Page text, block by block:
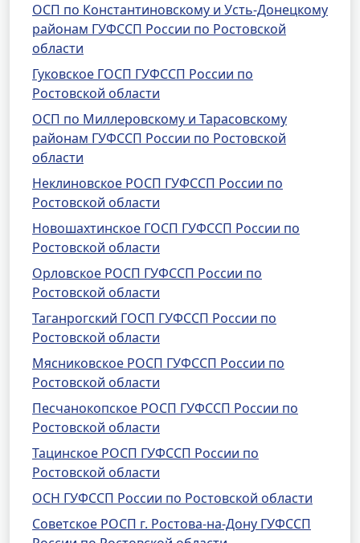
ОСП по Константиновскому и Усть-Донецкому
районам ГУФССП России по Ростовской
области
Гуковское ГОСП ГУФССП России по
Ростовской области
ОСП по Миллеровскому и Тарасовскому
районам ГУФССП России по Ростовской
области
Неклиновское РОСП ГУФССП России по
Ростовской области
Новошахтинское ГОСП ГУФССП России по
Ростовской области
Орловское РОСП ГУФССП России по
Ростовской области
Таганрогский ГОСП ГУФССП России по
Ростовской области
Мясниковское РОСП ГУФССП России по
Ростовской области
Песчанокопское РОСП ГУФССП России по
Ростовской области
Тацинское РОСП ГУФССП России по
Ростовской области
ОСН ГУФССП России по Ростовской области
Советское РОСП г. Ростова-на-Дону ГУФССП